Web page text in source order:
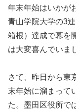
年末年始はいかが
青山学院大学の3
箱根）達成で幕を
は大変喜んでいま
さて、昨日から東
末年始に溜まって
た。墨田区役所で